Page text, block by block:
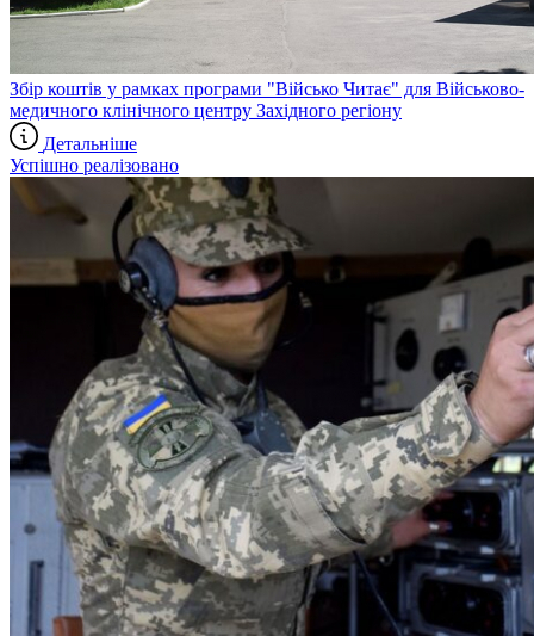
Збір коштів у рамках програми "Військо Читає" для Військово-
медичного клінічного центру Західного регіону
Детальніше
Успішно реалізовано